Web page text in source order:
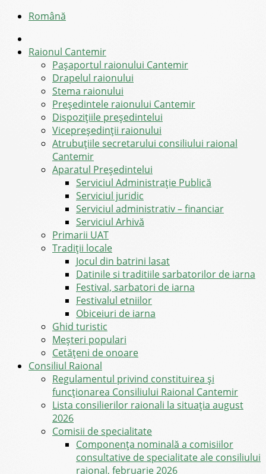
Română
Raionul Cantemir
Pașaportul raionului Cantemir
Drapelul raionului
Stema raionului
Preşedintele raionului Cantemir
Dispozițiile președintelui
Vicepreşedinţii raionului
Atrubuțiile secretarului consiliului raional
Cantemir
Aparatul Preşedintelui
Serviciul Administraţie Publică
Serviciul juridic
Serviciul administrativ – financiar
Serviciul Arhivă
Primarii UAT
Tradiții locale
Jocul din batrini lasat
Datinile si traditiile sarbatorilor de iarna
Festival, sarbatori de iarna
Festivalul etniilor
Obiceiuri de iarna
Ghid turistic
Meşteri populari
Cetățeni de onoare
Consiliul Raional
Regulamentul privind constituirea şi
funcţionarea Consiliului Raional Cantemir
Lista consilierilor raionali la situația august
2026
Comisii de specialitate
Componența nominală a comisiilor
consultative de specialitate ale consiliului
raional, februarie 2026